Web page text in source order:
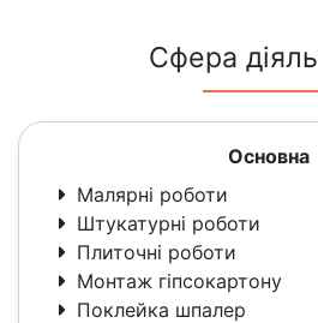
Сфера
Основна
Малярні роботи
Штукатурні роботи
Плиточні роботи
Монтаж гіпсокартону
Поклейка шпалер